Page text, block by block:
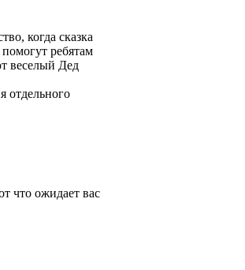
когда сказка
ребятам
веселый Дед
отдельного
что ожидает вас